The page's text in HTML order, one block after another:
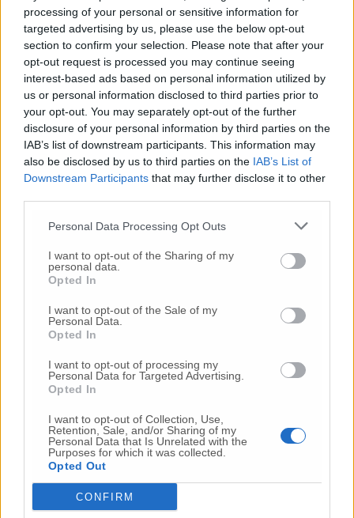
processing of your personal or sensitive information for
targeted advertising by us, please use the below opt-out
section to confirm your selection. Please note that after your
opt-out request is processed you may continue seeing
interest-based ads based on personal information utilized by
us or personal information disclosed to third parties prior to
your opt-out. You may separately opt-out of the further
disclosure of your personal information by third parties on the
IAB’s list of downstream participants. This information may
also be disclosed by us to third parties on the IAB’s List of
Downstream Participants that may further disclose it to other
Personal Data Processing Opt Outs
I want to opt-out of the Sharing of my
personal data.
Opted In
I want to opt-out of the Sale of my
Personal Data.
Opted In
I want to opt-out of processing my
Personal Data for Targeted Advertising.
Opted In
I want to opt-out of Collection, Use,
Retention, Sale, and/or Sharing of my
Personal Data that Is Unrelated with the
Purposes for which it was collected.
Opted Out
CONFIRM
ribadito l’obiettivo prioritario del primo anno
di attività: la redazione di una relazione
tecnico-scientifica da sottoporre alle autorità
competenti, contenente indirizzi, modelli e
proposte per la gestione e la governance della
costa del Conero, fondati su dati scientifici,
conoscenze locali e confronto strutturato tra
stakeholder. Il Ccl della Costa del Conero
rappresenta un’esperienza pilota di
governance collaborativa, capace di
affrontare in modo integrato e strutturato le
questioni che riguardano l’intero sistema
costiero — dalla città ai fiumi fino al mare. Il
percorso avviato segna un primo passo verso
nuove forme di governance partecipativa
della costa, fondate su dialogo istituzionale,
trasparenza, evidenza scientifica e
responsabilità condivisa.
© RIPRODUZIONE RISERVATA
Vai alla home